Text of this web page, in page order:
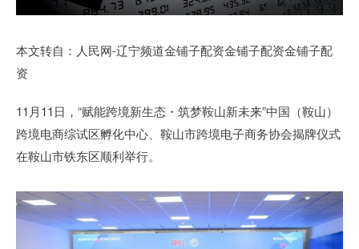
本文转自：人民网-辽宁频道金铺子配资金铺子配资金铺子配
资
11月11日，“赋能跨境新生态・筑梦鞍山新未来”中国（鞍山）
跨境电商综试区孵化中心、鞍山市跨境电子商务协会揭牌仪式
在鞍山市铁东区顺利举行。​